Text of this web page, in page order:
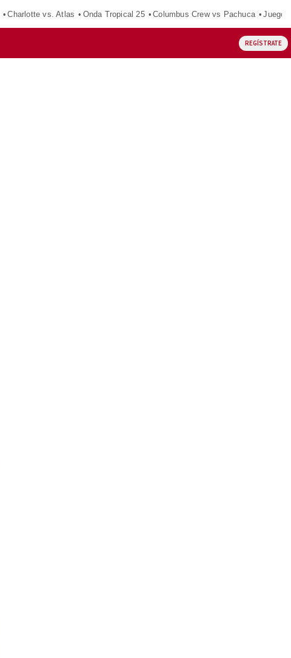
Charlotte vs. Atlas Onda Tropical 25 Columbus Crew vs Pachuca
REGÍSTRATE